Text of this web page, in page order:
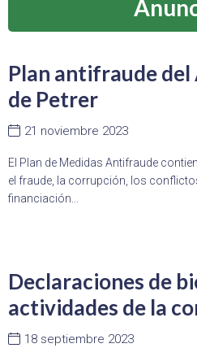
Plan antifraude
de Petrer
21 noviembre 2023
El Plan de Medidas Antifraude
el fraude, la corrupción, los
financiación...
Declaraciones de
actividades de la
18 septiembre 2023